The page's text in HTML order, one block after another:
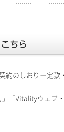
のしおりー定
Vitalityウェブ